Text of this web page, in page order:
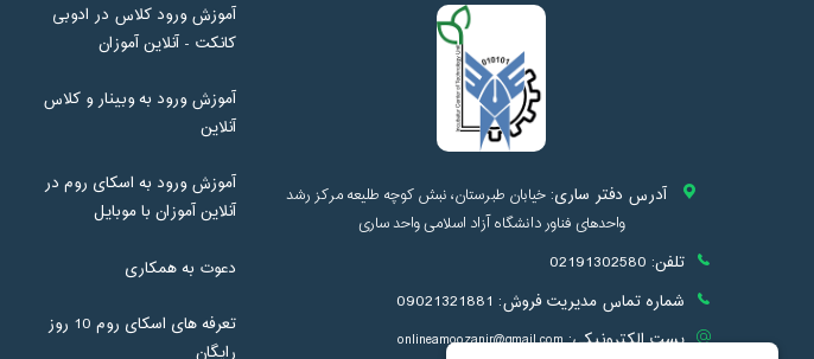
آدرس دفتر ساری: خیابان طبرستان، نبش کوچه طلیعه مرکز رشد
واحدهای فناور دانشگاه آزاد اسلامی واحد ساری
تلفن: 02191302580
شماره تماس مدیریت فروش: 09021321881
پست الکترونیکی:onlineamoozanir@gmail.com
آموزش ورود کلاس در ادوبی
کانکت - آنلاین آموزان
آموزش ورود به وبینار و کلاس
آنلاین
آموزش ورود به اسکای روم در
آنلاین آموزان با موبایل
دعوت به همکاری
تعرفه های اسکای روم 10 روز
رایگان